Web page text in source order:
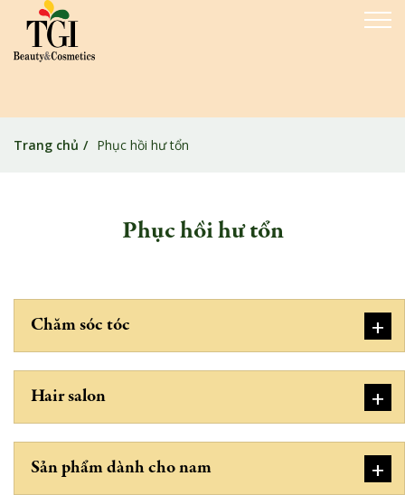
Trang chủ Phục hồi hư tổn
Phục hồi hư tổn
Chăm sóc tóc +
Hair salon +
Sản phẩm dành cho nam +